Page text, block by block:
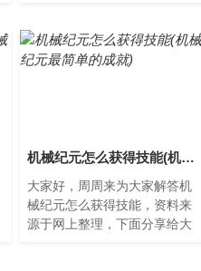
人...
机械纪元怎么获得技能(机械纪元最简单的成就)
大家好，周周来为大家解答机
械纪元怎么获得技能，资料来
源于网上整理，下面分享给大